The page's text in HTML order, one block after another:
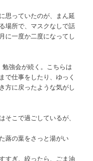
思っていたのが、まん延
場所で、マスクなしで話
に一度か二度になってし
強会が続く。こちらは
で仕事をしたり、ゆっく
方に戻ったような気がし
そこで過ごしているが、
蕗の葉をさっと湯がい
すぎ、絞ったら、ごま油